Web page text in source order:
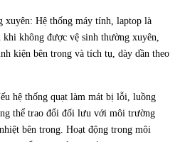
xuyên: Hệ thống máy tính, laptop là
không được vệ sinh thường xuyên,
kiện bên trong và tích tụ, dày dần theo
hệ thống quạt làm mát bị lỗi, luồng
thể trao đổi đối lưu với môi trường
bên trong. Hoạt động trong môi